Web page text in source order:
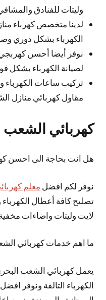
وليتات للفنادق
لدينا متخصص كهرباء
الكهرباء بشكل دوري
نوفر أيضا أحسن
لصيانة الكهرباء بشكل
تركيب ساعات الكهرباء
مقاول كهربائي منازل
كهربائي الشعب
هل انت بحاجة الى احسن
نوفر لكم افضل معلم
تصليح كافة أعطال
لايت وليتات واضاءات
ما اهم خدمات كهربائي
يعمل كهربائي الشعب
الكهرباء التالفة ونوفر